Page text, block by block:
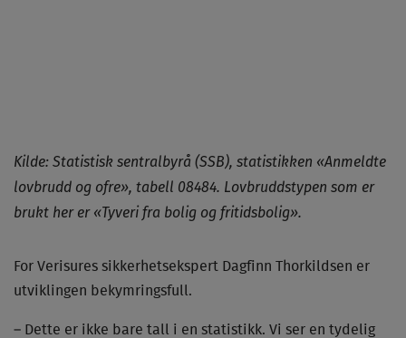
Kilde: Statistisk sentralbyrå (SSB), statistikken «Anmeldte
lovbrudd og ofre», tabell 08484. Lovbruddstypen som er
brukt her er «Tyveri fra bolig og fritidsbolig».
For Verisures sikkerhetsekspert Dagfinn Thorkildsen er
utviklingen bekymringsfull.
– Dette er ikke bare tall i en statistikk. Vi ser en tydelig